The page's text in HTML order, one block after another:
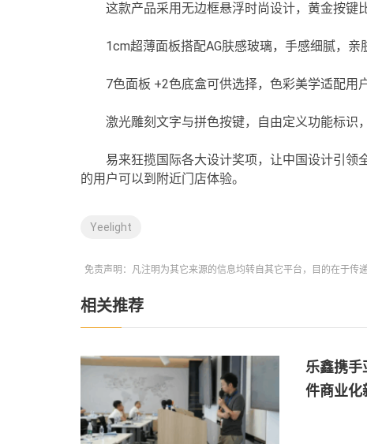
这款产品采用无边框悬浮时尚设计，黄金按键
1cm超薄面板搭配AG肤感玻璃，手感细腻，亲
7色面板 +2色底盒可供选择，色彩美学适配用
激光雕刻文字与拼色按键，自由定义功能标识
易来狂揽国际各大设计奖项，让中国设计引领
的用户可以到附近门店体验。
Yeelight
免责声明：凡注明为其它来源的信息均转自其它平台，目的在于传
相关推荐
乐鑫携手
件商业化